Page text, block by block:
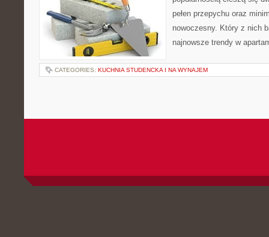
pełen przepychu oraz
nowoczesny. Który z nich
najnowsze trendy w
CATEGORIES: KUCHNIA STUDENCKA I NA WYNAJEM